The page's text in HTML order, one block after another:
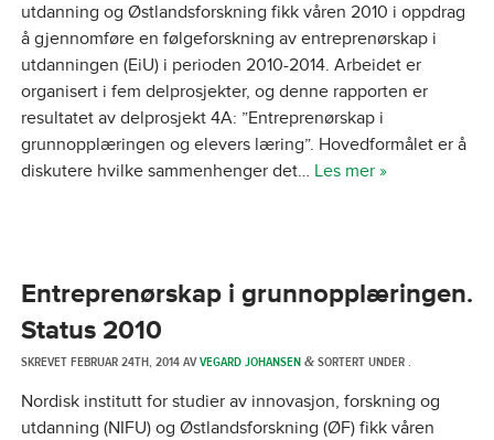
utdanning og Østlandsforskning fikk våren 2010 i oppdrag
å gjennomføre en følgeforskning av entreprenørskap i
utdanningen (EiU) i perioden 2010-2014. Arbeidet er
organisert i fem delprosjekter, og denne rapporten er
resultatet av delprosjekt 4A: ”Entreprenørskap i
grunnopplæringen og elevers læring”. Hovedformålet er å
diskutere hvilke sammenhenger det… Les mer »
Entreprenørskap i grunnopplæringen.
Status 2010
SKREVETFEBRUAR 24TH, 2014AVVEGARD JOHANSEN &SORTERT UNDER .
Nordisk institutt for studier av innovasjon, forskning og
utdanning (NIFU) og Østlandsforskning (ØF) fikk våren